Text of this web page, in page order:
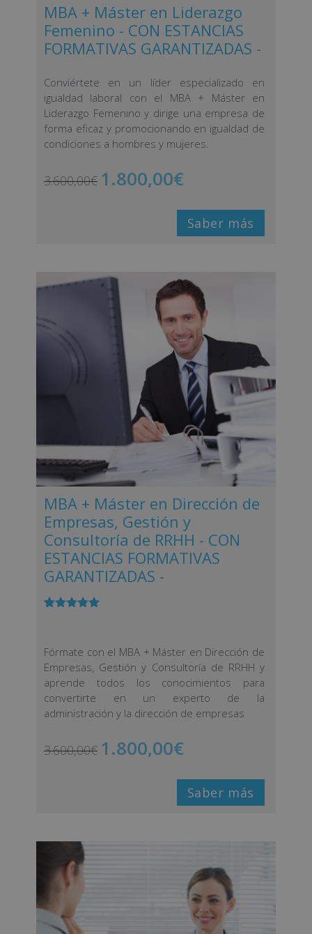
MBA + Máster en Liderazgo
Femenino - CON ESTANCIAS
FORMATIVAS GARANTIZADAS -
Conviértete en un líder especializado en
igualdad laboral con el MBA + Máster en
Liderazgo Femenino y dirige una empresa de
forma eficaz y promocionando en igualdad de
condiciones a hombres y mujeres.
3.600,00€ 1.800,00€
Saber más
MBA + Máster en Dirección de
Empresas, Gestión y
Consultoría de RRHH - CON
ESTANCIAS FORMATIVAS
GARANTIZADAS -
avaloración
cliente
Fórmate con el MBA + Máster en Dirección de
Empresas, Gestión y Consultoría de RRHH y
aprende todos los conocimientos para
convertirte en un experto de la
administración y la dirección de empresas
3.600,00€ 1.800,00€
Saber más